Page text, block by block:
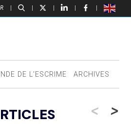
| | | | |
DE L’ESCRIME ARCHIVES
< >